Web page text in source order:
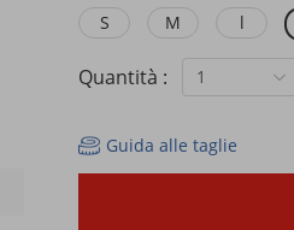
S M l
Quantità : 1
Guida alle taglie